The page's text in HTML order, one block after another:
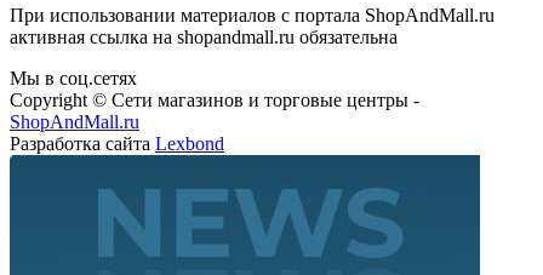
активная ссылка на shopandmall.ru обязательна
Copyright © Сети магазинов и торговые центры -
ShopAndMall.ru
Разработка сайта